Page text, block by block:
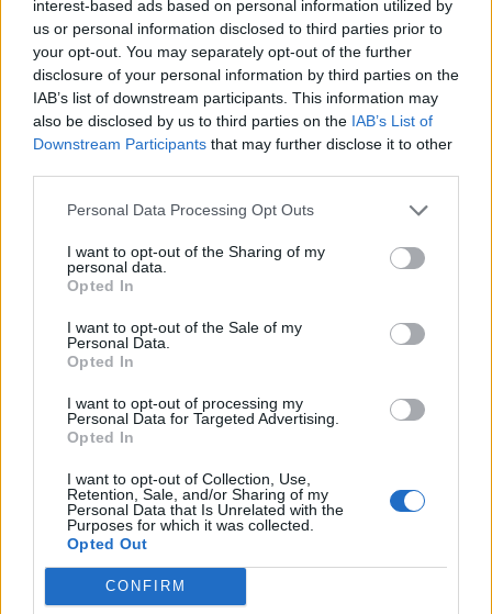
interest-based ads based on personal information utilized by
us or personal information disclosed to third parties prior to
your opt-out. You may separately opt-out of the further
disclosure of your personal information by third parties on the
IAB’s list of downstream participants. This information may
also be disclosed by us to third parties on the IAB’s List of
Downstream Participants that may further disclose it to other
Personal Data Processing Opt Outs
I want to opt-out of the Sharing of my
personal data.
Opted In
I want to opt-out of the Sale of my
Personal Data.
Opted In
I want to opt-out of processing my
Personal Data for Targeted Advertising.
Opted In
I want to opt-out of Collection, Use,
Retention, Sale, and/or Sharing of my
Personal Data that Is Unrelated with the
Purposes for which it was collected.
Opted Out
CONFIRM
Responder